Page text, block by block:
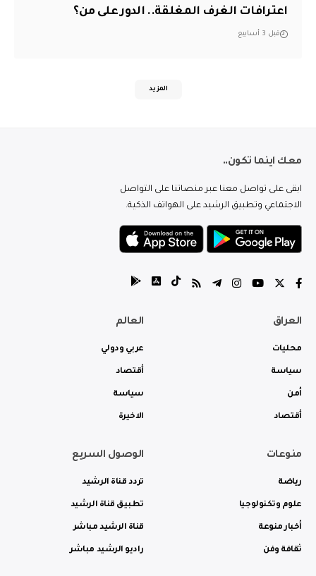
اعترافات الغرف المغلقة.. الدور على من؟
قبل 3 أسابيع
المزيد
معك اينما تكون..
ابقى على تواصل معنا عبر منصاتنا على التواصل
الاجتماعي وتطبيق الرشيد على الهواتف الذكية.
العراق
محليات
سياسة
أمن
أقتصاد
العالم
عربي ودولي
أقتصاد
سياسة
الاخيرة
منوعات
رياضة
علوم وتكنولوجيا
أخبار منوعة
ثقافة وفن
الوصول السريع
تردد قناة الرشيد
تطبيق قناة الرشيد
قناة الرشيد مباشر
راديو الرشيد مباشر